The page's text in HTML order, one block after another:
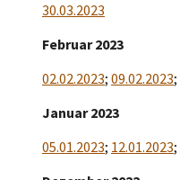
30.03.2023
Februar 2023
02.02.2023; 09.02.2023;
Januar 2023
05.01.2023; 12.01.2023;